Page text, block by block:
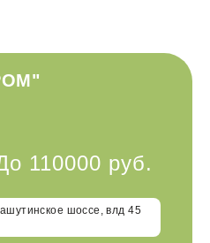
110000 руб.
шоссе, влд 45